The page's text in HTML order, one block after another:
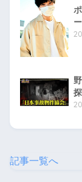
記事一覧へ